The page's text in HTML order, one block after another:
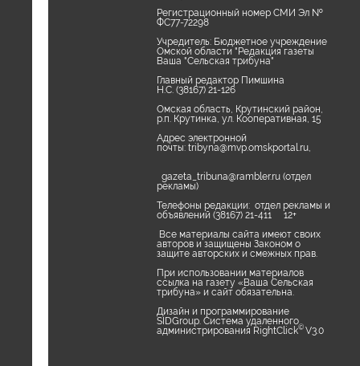
Регистрационный номер СМИ Эл №
ФС77-72298
Учредитель: Бюджетное учреждение
Омской области "Редакция газеты
Ваша "Сельская трибуна"
Главный редактор Пимшина
Н.С. (38167) 21-126
Омская область, Крутинский район,
р.п. Крутинка, ул. Кооперативная, 15
Адрес электронной
почты:tribyna@mvp.omskportal.ru,
gazeta_tribuna@rambler.ru (отдел
рекламы)
Телефоны редакции: отдел рекламы и
объявлений (38167) 21-411 12+
Все материалы сайта имеют своих
авторов и защищены Законом о
защите авторских и смежных прав.
При использовании материалов
ссылка на газету «Ваша Сельская
трибуна» и сайт обязательна.
Дизайн и программирование
SIDGroup. Cистема удаленного
администрирования RightClick©V3.0